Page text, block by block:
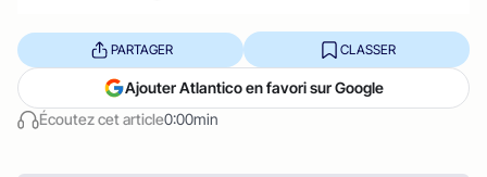
Écoutez cet article0:00min
PARTAGER CLASSER
Ajouter Atlantico en favori sur Google